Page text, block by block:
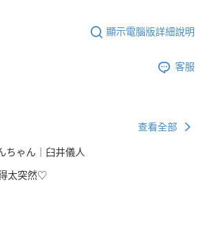
顯示電腦版詳細說明
客服
查看全部
ちゃん｜臼井儀人
太突然♡